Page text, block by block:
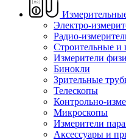
Электро-
Радио-
Строительные и
Измерители
Бинокли
Зрительные
Телескопы
Контрольно-
Микроскопы
Измерители
Аксессуары и